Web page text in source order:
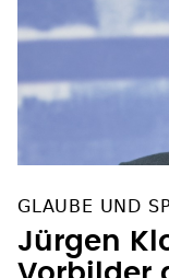
GLAUBE UND
Jürgen